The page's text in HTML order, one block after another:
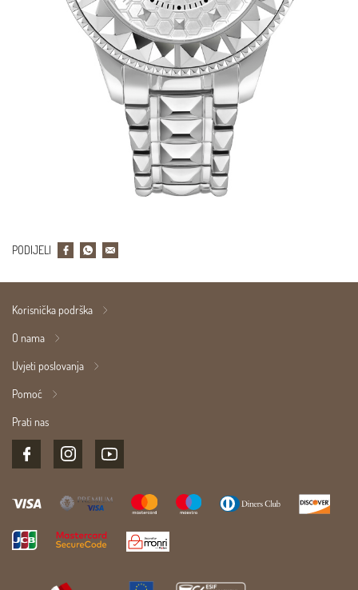
PODIJELI
Korisnička podrška
O nama
Uvjeti poslovanja
Pomoć
Prati nas